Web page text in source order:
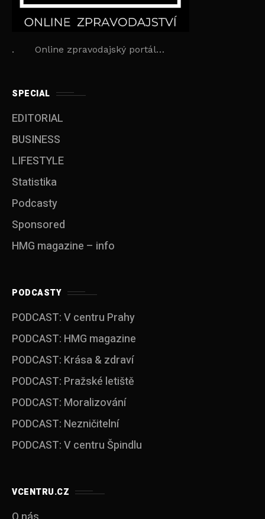
. Online zpravodajský portál…
SPECIAL
EDITORIAL
BUSINESS
LIFESTYLE
Statistika
Podcasty
Sponsored
HMG magazine – info
PODCASTY
PODCAST: V centru Prahy
PODCAST: HMG magazine
PODCAST: Krása & zdraví
PODCAST: Pražské letiště
PODCAST: Moralizování
PODCAST: Nezničitelní
PODCAST: V centru Špindlu
VCENTRU.CZ